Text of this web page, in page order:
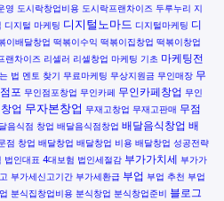
영 도시락창업비용 도시락프랜차이즈 두루누리 지
디지털 마케팅 디지털노마드 디지털마케팅 디
이배달창업 떡볶이수익 떡볶이집창업 떡볶이창업
랜차이즈 리셀러 리셀창업 마케팅 기초 마케팅전
법 멘토 찾기 무료마케팅 무상지원금 무인매장 무
포 무인점포창업 무인카페 무인카페창업 무인
업 무자본창업 무재고창업 무재고판매 무점
음식점 창업 배달음식점창업 배달음식창업 배
점 창업 배달창업 배달창업 비용 배달창업 성공전략
법인대표 4대보험 법인세절감 부가가치세 부가가
부가세신고기간 부가세환급 부업 부업 추천 부업
분식집창업비용 분식창업 분식창업준비 블로그